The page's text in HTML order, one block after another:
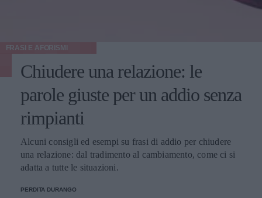
FRASI E AFORISMI
Chiudere una relazione: le
parole giuste per un addio senza
rimpianti
Alcuni consigli ed esempi su frasi di addio per chiudere
una relazione: dal tradimento al cambiamento, come ci si
adatta a tutte le situazioni.
PERDITA DURANGO